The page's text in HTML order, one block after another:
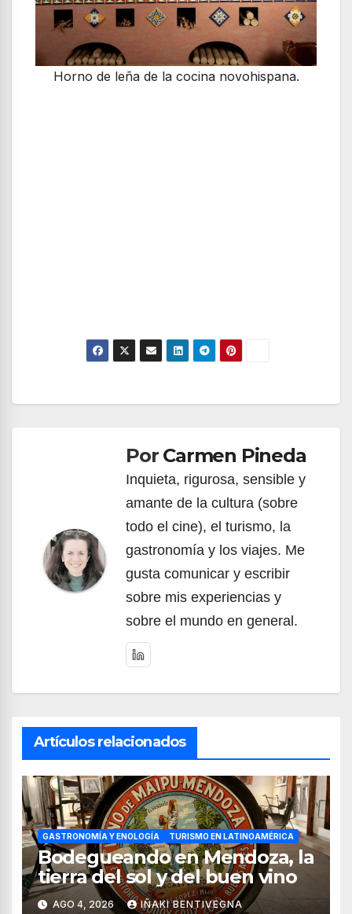
Horno de leña de la cocina novohispana.
entradasPor Carmen Pineda
Inquieta, rigurosa, sensible y
amante de la cultura (sobre
todo el cine), el turismo, la
gastronomía y los viajes. Me
gusta comunicar y escribir
sobre mis experiencias y
sobre el mundo en general.
Artículos relacionados
GASTRONOMÍA Y ENOLOGÍA TURISMO EN LATINOAMÉRICA
Bodegueando en Mendoza, la
tierra del sol y del buen vino
AGO 4, 2026 IÑAKI BENTIVEGNA